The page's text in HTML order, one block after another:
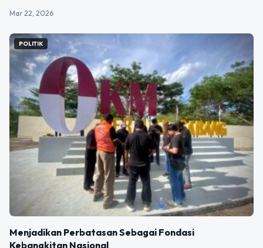
Mar 22, 2026
POLITIK
Menjadikan Perbatasan Sebagai Fondasi
Kebangkitan Nasional